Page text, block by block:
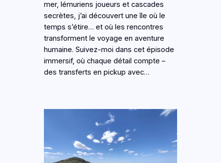
mer, lémuriens joueurs et cascades
secrètes, j’ai découvert une île où le
temps s’étire… et où les rencontres
transforment le voyage en aventure
humaine. Suivez-moi dans cet épisode
immersif, où chaque détail compte –
des transferts en pickup avec…